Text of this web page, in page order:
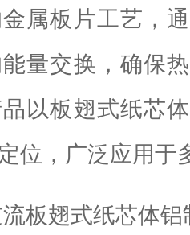
属板片工艺，
量交换，确保
以板翅式纸芯
位，广泛应用于